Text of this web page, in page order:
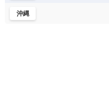
沖縄